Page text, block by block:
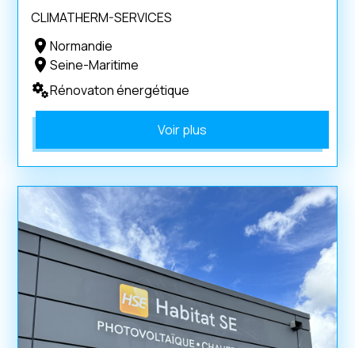
CLIMATHERM-SERVICES
Normandie
Seine-Maritime
Rénovaton énergétique
Voir plus